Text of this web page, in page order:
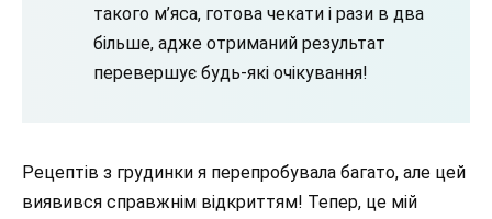
такого м’яса, готова чекати і рази в два
більше, адже отриманий результат
перевершує будь-які очікування!
Рецептів з грудинки я перепробувала багато, але цей
виявився справжнім відкриттям! Тепер, це мій